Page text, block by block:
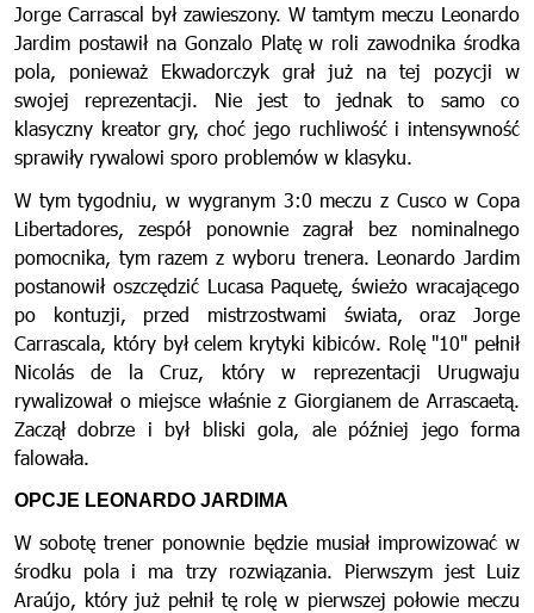
Jorge Carrascal był zawieszony. W tamtym meczu Leonardo
Jardim postawił na Gonzalo Platę w roli zawodnika środka
pola, ponieważ Ekwadorczyk grał już na tej pozycji w
swojej reprezentacji. Nie jest to jednak to samo co
klasyczny kreator gry, choć jego ruchliwość i intensywność
sprawiły rywalowi sporo problemów w klasyku.
W tym tygodniu, w wygranym 3:0 meczu z Cusco w Copa
Libertadores, zespół ponownie zagrał bez nominalnego
pomocnika, tym razem z wyboru trenera. Leonardo Jardim
postanowił oszczędzić Lucasa Paquetę, świeżo wracającego
po kontuzji, przed mistrzostwami świata, oraz Jorge
Carrascala, który był celem krytyki kibiców. Rolę "10" pełnił
Nicolás de la Cruz, który w reprezentacji Urugwaju
rywalizował o miejsce właśnie z Giorgianem de Arrascaetą.
Zaczął dobrze i był bliski gola, ale później jego forma
falowała.
OPCJE LEONARDO JARDIMA
W sobotę trener ponownie będzie musiał improwizować w
środku pola i ma trzy rozwiązania. Pierwszym jest Luiz
Araújo, który już pełnił tę rolę w pierwszej połowie meczu